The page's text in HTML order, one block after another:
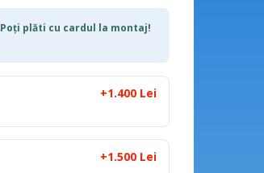
Poți plăti cu cardul la montaj!
+1.400 Lei
+1.500 Lei